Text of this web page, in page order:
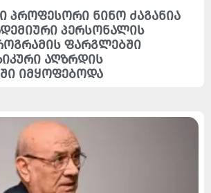
პროფესორი ნინო ძაგანია
პერსონალის
ფარგლებში
აღზრდის
იმყოფებოდა